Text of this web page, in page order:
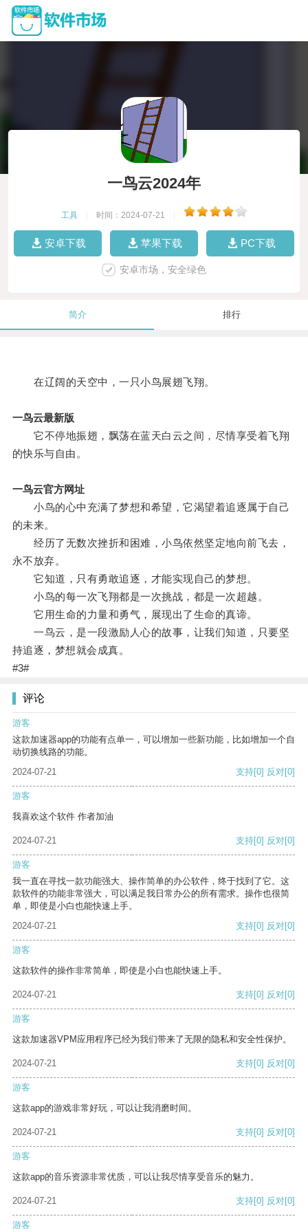
一鸟云2024年
工具 时间：2024-07-21
安卓下载 苹果下载 PC下载
安卓市场，安全绿色
简介 排行
在辽阔的天空中，一只小鸟展翅飞翔。
一鸟云最新版
它不停地振翅，飘荡在蓝天白云之间，尽情享受着飞翔
的快乐与自由。
一鸟云官方网址
小鸟的心中充满了梦想和希望，它渴望着追逐属于自己
的未来。
经历了无数次挫折和困难，小鸟依然坚定地向前飞去，
永不放弃。
它知道，只有勇敢追逐，才能实现自己的梦想。
小鸟的每一次飞翔都是一次挑战，都是一次超越。
它用生命的力量和勇气，展现出了生命的真谛。
一鸟云，是一段激励人心的故事，让我们知道，只要坚
持追逐，梦想就会成真。
#3#
评论
游客
这款加速器app的功能有点单一，可以增加一些新功能，比如增加一个自
动切换线路的功能。
2024-07-21
支持[0] 反对[0]
游客
我喜欢这个软件 作者加油
2024-07-21 支持[0] 反对[0]
游客
我一直在寻找一款功能强大、操作简单的办公软件，终于找到了它。这
款软件的功能非常强大，可以满足我日常办公的所有需求。操作也很简
单，即使是小白也能快速上手。
2024-07-21
支持[0] 反对[0]
游客
这款软件的操作非常简单，即使是小白也能快速上手。
2024-07-21 支持[0] 反对[0]
游客
这款加速器VPM应用程序已经为我们带来了无限的隐私和安全性保护。
2024-07-21 支持[0] 反对[0]
游客
这款app的游戏非常好玩，可以让我消磨时间。
2024-07-21 支持[0] 反对[0]
游客
这款app的音乐资源非常优质，可以让我尽情享受音乐的魅力。
2024-07-21 支持[0] 反对[0]
游客